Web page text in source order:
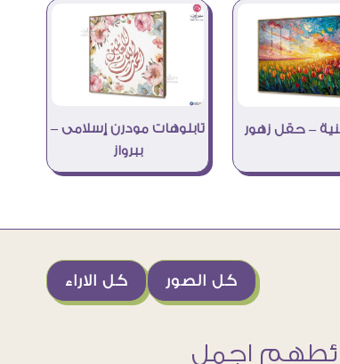
– حقل زهور
تابلوهات مودرن إسلامى –
ببرواز
كل الاراء كل الصور